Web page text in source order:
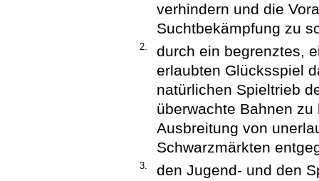
verhindern und die
Suchtbekämpfung zu
2.
durch ein begrenztes,
erlaubten Glücksspiel
natürlichen Spieltrieb
überwachte Bahnen
Ausbreitung von
Schwarzmärkten
3. den Jugend- und den